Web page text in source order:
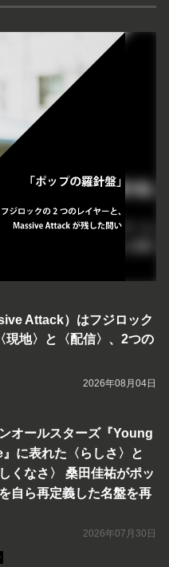
Attack）はフジロック
地〉と〈配信〉、2つの
2026年08月04日
オールスターズ『Young
』に表れた〈らしさ〉と
しくなさ〉 桑田佳祐がポッ
自ら再定義した名盤を再
2026年07月30日